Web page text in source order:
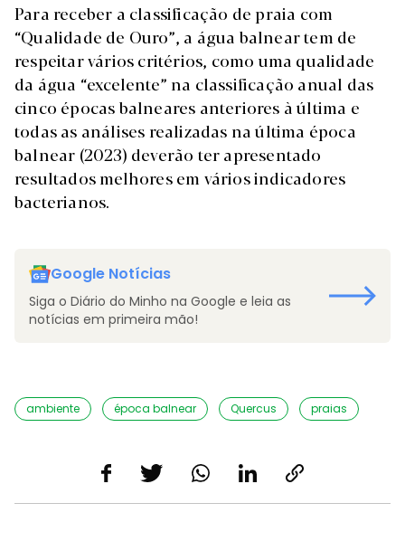
Para receber a classificação de praia com
“Qualidade de Ouro”, a água balnear tem de
respeitar vários critérios, como uma qualidade
da água “excelente” na classificação anual das
cinco épocas balneares anteriores à última e
todas as análises realizadas na última época
balnear (2023) deverão ter apresentado
resultados melhores em vários indicadores
bacterianos.
Google Notícias
Siga o Diário do Minho na Google e leia as
notícias em primeira mão!
ambiente época balnear Quercus praias